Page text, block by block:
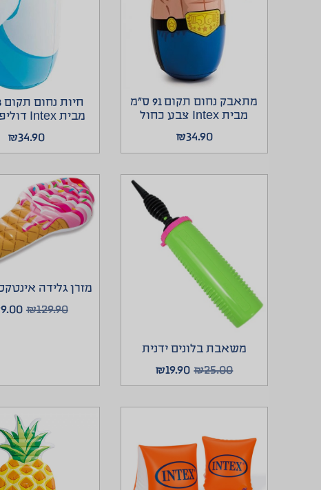
מתאבק נחום תקום 91 ס”מ
מבית Intex צבע כחול
₪34.90
מבית Intex דוליפן כחול
₪34.90
משאבת בלונים ידנית
₪25.00
₪19.90
מזרן גלידה
₪129.90